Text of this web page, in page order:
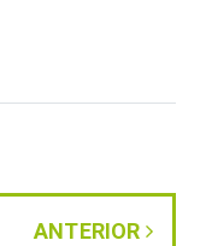
ANTERIOR